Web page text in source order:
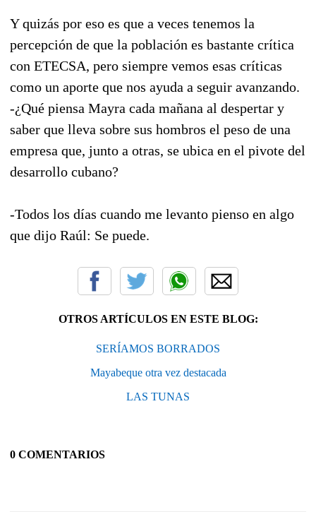
Y quizás por eso es que a veces tenemos la
percepción de que la población es bastante crítica
con ETECSA, pero siempre vemos esas críticas
como un aporte que nos ayuda a seguir avanzando.
-¿Qué piensa Mayra cada mañana al despertar y
saber que lleva sobre sus hombros el peso de una
empresa que, junto a otras, se ubica en el pivote del
desarrollo cubano?
-Todos los días cuando me levanto pienso en algo
que dijo Raúl: Se puede.
OTROS ARTÍCULOS EN ESTE BLOG:
SERÍAMOS BORRADOS
Mayabeque otra vez destacada
LAS TUNAS
0 COMENTARIOS